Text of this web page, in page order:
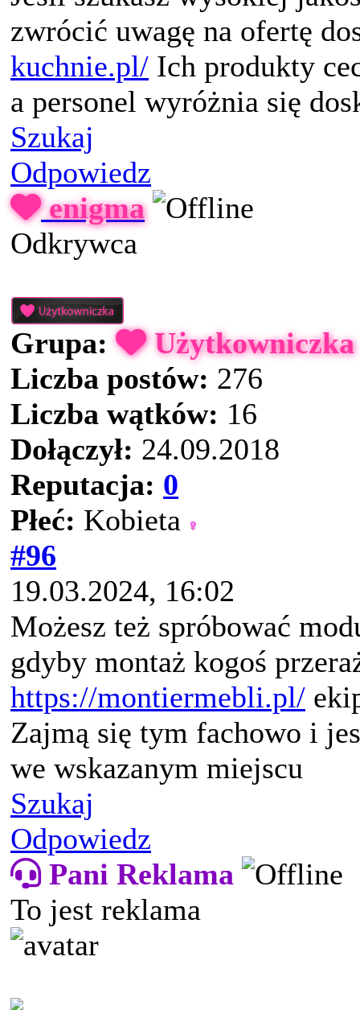
zwrócić uwagę na ofertę
kuchnie.pl/ Ich produkty
a personel wyróżnia się
Szukaj
Odpowiedz
enigma
Odkrywca
Grupa:
Użytkowniczka
Liczba postów: 276
Liczba wątków: 16
Dołączył: 24.09.2018
Reputacja: 0
Płeć: Kobieta
#96
19.03.2024, 16:02
Możesz też spróbować
gdyby montaż kogoś
https://montiermebli.pl/
Zajmą się tym fachowo i
we wskazanym miejscu
Szukaj
Odpowiedz
Pani Reklama
To jest reklama